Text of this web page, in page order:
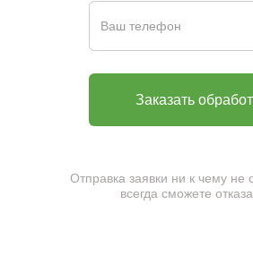
Отправка заявки ни к чему не
всегда сможете